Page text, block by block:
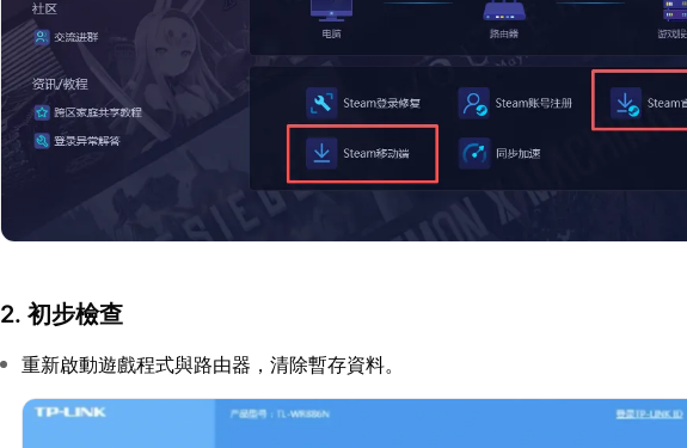
2. 初步檢查
重新啟動遊戲程式與路由器，清除暫存資料。